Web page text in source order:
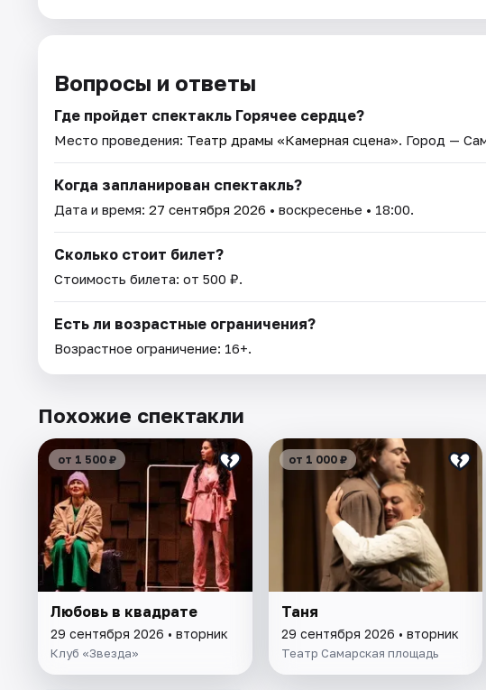
Вопросы и ответы
Где пройдет спектакль Горячее сердце?
Место проведения: Театр драмы «Камерная сцена». Город —
Когда запланирован спектакль?
Дата и время: 27 сентября 2026 • воскресенье • 18:00.
Сколько стоит билет?
Стоимость билета: от 500 ₽.
Есть ли возрастные ограничения?
Возрастное ограничение: 16+.
Похожие спектакли
от 1 500 ₽
Любовь в квадрате
29 сентября 2026 • вторник
Клуб «Звезда»
от 1 000 ₽
Таня
29 сентября 2026 • вторник
Театр Самарская площадь